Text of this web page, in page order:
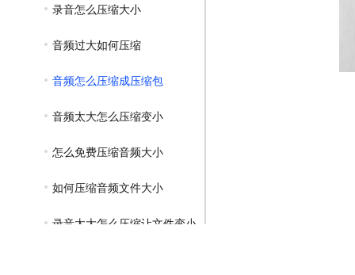
录音怎么压缩大小
音频过大如何压缩
音频怎么压缩成压缩包
音频太大怎么压缩变小
怎么免费压缩音频大小
如何压缩音频文件大小
录音太大怎么压缩让文件变小